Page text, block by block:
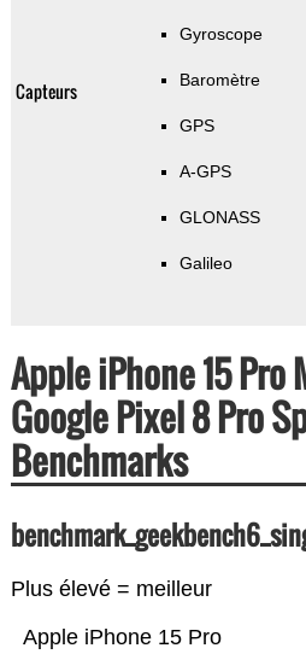
Capteurs
Gyroscope
Baromètre
GPS
A-GPS
GLONASS
Galileo
Apple iPhone 15 Pro
Google Pixel 8 Pro
Benchmarks
Plus élevé = meilleur
Apple iPhone 15 Pro